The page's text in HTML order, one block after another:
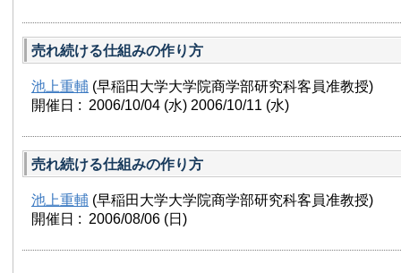
売れ続ける仕組みの作り方
池上重輔 (早稲田大学大学院商学部研究科客員准教授)
開催日 : 2006/10/04 (水) 2006/10/11 (水)
売れ続ける仕組みの作り方
池上重輔 (早稲田大学大学院商学部研究科客員准教授)
開催日 : 2006/08/06 (日)